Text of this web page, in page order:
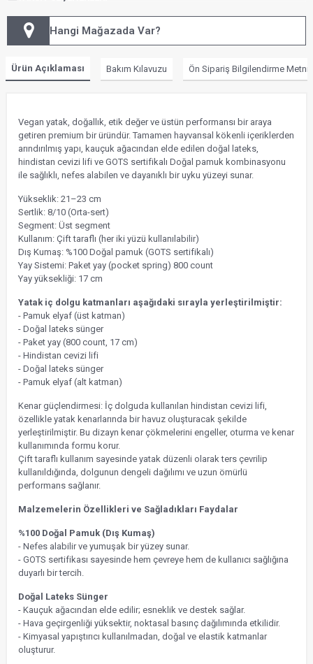
Hangi Mağazada Var?
Ürün Açıklaması Bakım Kılavuzu Ön Sipariş Bilgilendirme Metni
Vegan yatak, doğallık, etik değer ve üstün performansı bir araya
getiren premium bir üründür. Tamamen hayvansal kökenli içeriklerden
arındırılmış yapı, kauçuk ağacından elde edilen doğal lateks,
hindistan cevizi lifi ve GOTS sertifikalı Doğal pamuk kombinasyonu
ile sağlıklı, nefes alabilen ve dayanıklı bir uyku yüzeyi sunar.
Yükseklik: 21–23 cm
Sertlik: 8/10 (Orta-sert)
Segment: Üst segment
Kullanım: Çift taraflı (her iki yüzü kullanılabilir)
Dış Kumaş: %100 Doğal pamuk (GOTS sertifikalı)
Yay Sistemi: Paket yay (pocket spring) 800 count
Yay yüksekliği: 17 cm
Yatak iç dolgu katmanları aşağıdaki sırayla yerleştirilmiştir:
- Pamuk elyaf (üst katman)
- Doğal lateks sünger
- Paket yay (800 count, 17 cm)
- Hindistan cevizi lifi
- Doğal lateks sünger
- Pamuk elyaf (alt katman)
Kenar güçlendirmesi: İç dolguda kullanılan hindistan cevizi lifi,
özellikle yatak kenarlarında bir havuz oluşturacak şekilde
yerleştirilmiştir. Bu dizayn kenar çökmelerini engeller, oturma ve kenar
kullanımında formu korur.
Çift taraflı kullanım sayesinde yatak düzenli olarak ters çevrilip
kullanıldığında, dolgunun dengeli dağılımı ve uzun ömürlü
performans sağlanır.
Malzemelerin Özellikleri ve Sağladıkları Faydalar
%100 Doğal Pamuk (Dış Kumaş)
- Nefes alabilir ve yumuşak bir yüzey sunar.
- GOTS sertifikası sayesinde hem çevreye hem de kullanıcı sağlığına
duyarlı bir tercih.
Doğal Lateks Sünger
- Kauçuk ağacından elde edilir; esneklik ve destek sağlar.
- Hava geçirgenliği yüksektir, noktasal basınç dağılımında etkilidir.
- Kimyasal yapıştırıcı kullanılmadan, doğal ve elastik katmanlar
oluşturur.